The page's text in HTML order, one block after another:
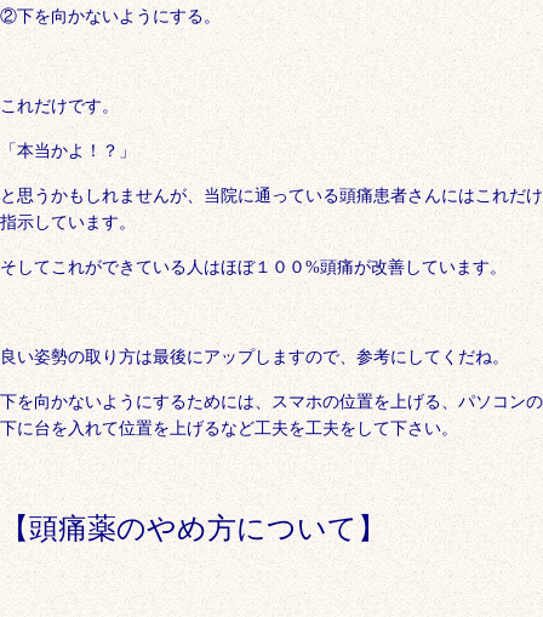
②下を向かないようにする。
これだけです。
「本当かよ！？」
と思うかもしれませんが、当院に通っている頭痛患者さんにはこれだけ
指示しています。
そしてこれができている人はほぼ１００%頭痛が改善しています。
良い姿勢の取り方は最後にアップしますので、参考にしてくだね。
下を向かないようにするためには、スマホの位置を上げる、パソコンの
下に台を入れて位置を上げるなど工夫を工夫をして下さい。
【頭痛薬のやめ方について】